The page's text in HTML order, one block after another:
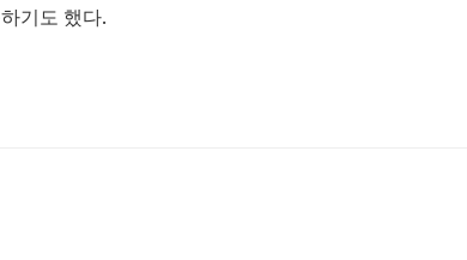
기도 했다.